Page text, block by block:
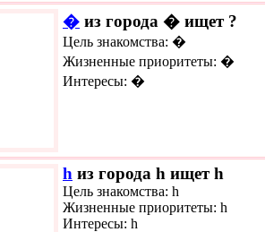
� из города � ищет ?
Цель знакомства: �
Жизненные приоритеты: �
Интересы: �
h из города h ищет h
Цель знакомства: h
Жизненные приоритеты: h
Интересы: h